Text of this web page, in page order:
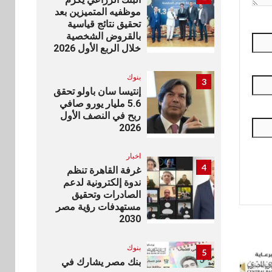
موظفيه المتميزين بعد
تحقيق نتائج قياسية
بالقروض الشخصية
خلال الربع الأول 2026
3 بنوك
إنتيسا سان باولو تحقق
5.6 مليار يورو صافي
ربح في النصف الأول
2026
4
اخبار
غرفة القاهرة تنظم
ندوة إلكترونية لدعم
الصادرات وتحقيق
مستهدفات رؤية مصر
2030
5 بنوك
بنك مصر يشارك في